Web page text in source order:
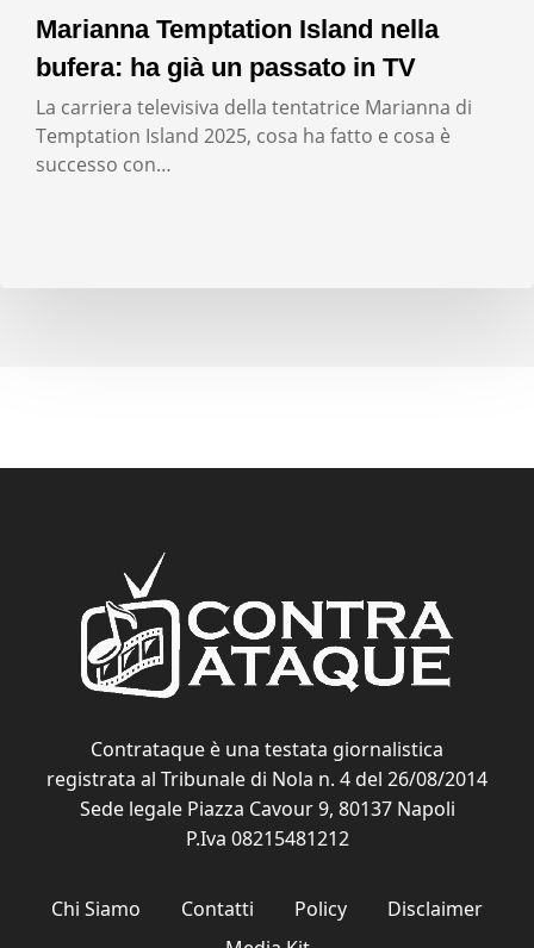
Marianna Temptation Island nella
bufera: ha già un passato in TV
La carriera televisiva della tentatrice Marianna di
Temptation Island 2025, cosa ha fatto e cosa è
successo con…
Contrataque è una testata giornalistica
registrata al Tribunale di Nola n. 4 del 26/08/2014
Sede legale Piazza Cavour 9, 80137 Napoli
P.Iva 08215481212
Chi Siamo Contatti Policy
Disclaimer